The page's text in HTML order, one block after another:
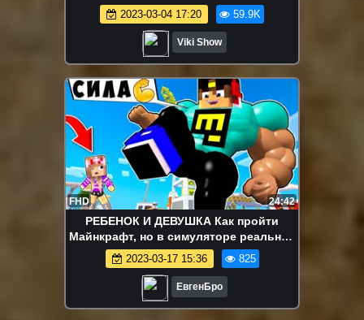
Вики Шоу
2023-03-04 17:20 59.9K
Viki Show
FHD 24:42
РЕБЕНОК И ДЕВУШКА Как пройти
Майнкрафт, но в симуляторе реальной
жизни ! НУБ И ПРО ВИДЕО MINECRAFT
2023-03-17 15:36 825
ЕвгенБро